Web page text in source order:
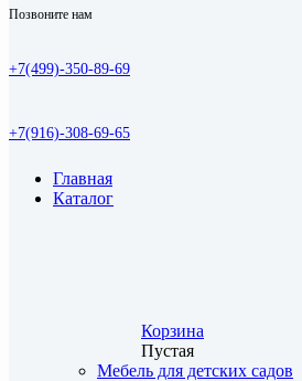
Позвоните нам
+7(499)-350-89-69
+7(916)-308-69-65
Корзина
Пустая
Главная
Каталог
Мебель для детских садов